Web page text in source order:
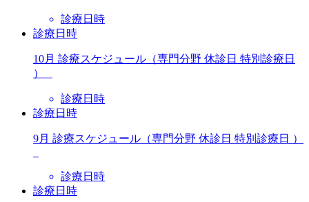
診療日時
診療日時
10月 診療スケジュール（専門分野 休診日 特別診療日
）
診療日時
診療日時
9月 診療スケジュール（専門分野 休診日 特別診療日 ）
診療日時
診療日時